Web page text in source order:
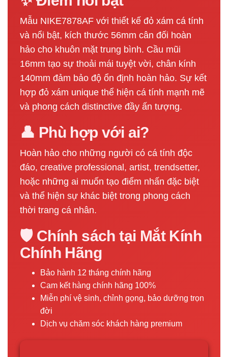
Mẫu NIKE7878AF với thiết kế đỏ xám cá tính
và nổi bật, kích thước 56mm cân đối hoàn
hảo cho khuôn mặt trung bình. Cầu mũi
16mm tạo sự thoải mái tuyệt vời, chân kính
140mm đảm bảo độ ổn định hoàn hảo. Sự kết
hợp đỏ xám unique thể hiện cá tính mạnh mẽ
và phong cách distinctive đầy ấn tượng.
👤 Phù hợp với ai?
Hoàn hảo cho những người có cá tính độc
đáo, creative professional, artist, trendsetter,
hoặc những ai muốn tạo điểm nhấn đặc biệt
và thể hiện sự khác biệt trong phong cách
thời trang cá nhân.
🛡️ Chính sách tại Mắt Kính
Chính Hãng
Bảo hành 12 tháng chính hãng
Cam kết hàng chính hãng 100%
Miễn phí vệ sinh, chỉnh gọng, bảo dưỡng trọn
đời
Dịch vụ chăm sóc khách hàng premium